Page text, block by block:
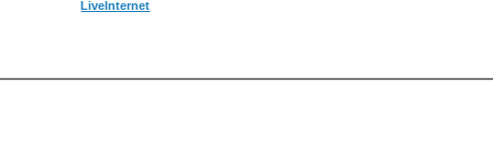
LiveInternet